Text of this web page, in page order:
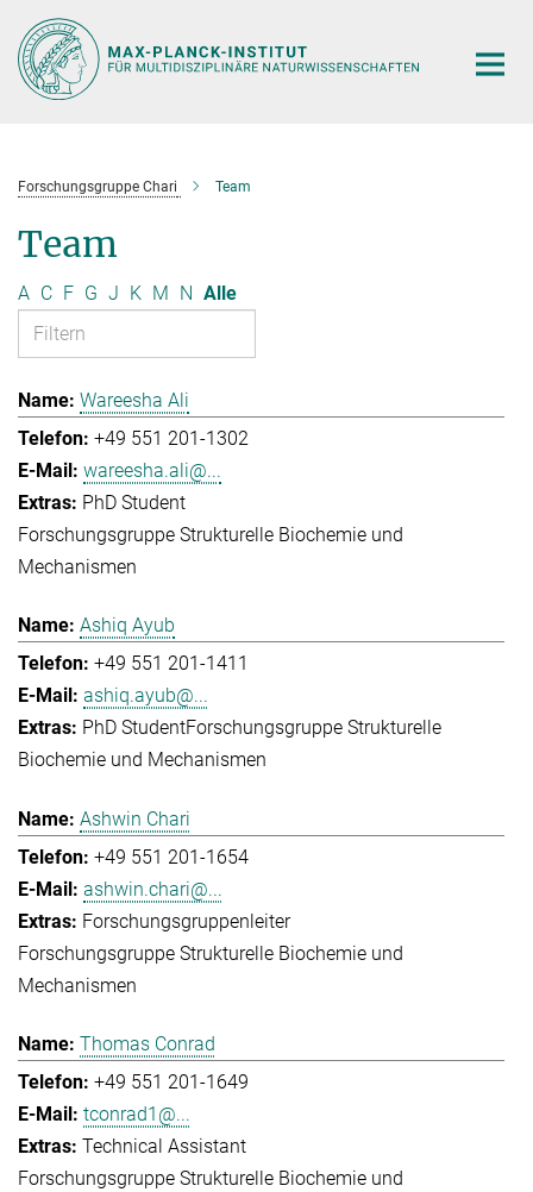
Hauptinhalt
Forschungsgruppe Chari Team
Team
A C F G J K M N Alle
Wareesha Ali
+49 551 201-1302
wareesha.ali@...
PhD Student
Forschungsgruppe Strukturelle Biochemie und
Mechanismen
Ashiq Ayub
+49 551 201-1411
ashiq.ayub@...
PhD StudentForschungsgruppe Strukturelle
Biochemie und Mechanismen
Ashwin Chari
+49 551 201-1654
ashwin.chari@...
Forschungsgruppenleiter
Forschungsgruppe Strukturelle Biochemie und
Mechanismen
Thomas Conrad
+49 551 201-1649
tconrad1@...
Technical Assistant
Forschungsgruppe Strukturelle Biochemie und